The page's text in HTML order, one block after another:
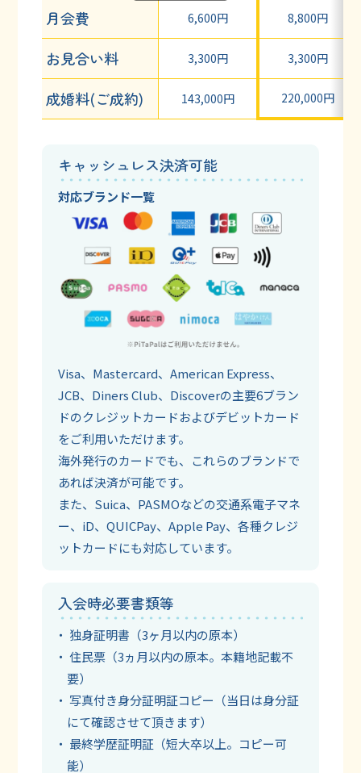
月会費 6,600円 8,800円
お見合い料 3,300円 3,300円
成婚料(ご成約) 143,000円 220,000円
キャッシュレス決済可能
対応ブランド一覧
Visa、Mastercard、American Express、
JCB、Diners Club、Discoverの主要6ブラン
ドのクレジットカードおよびデビットカード
をご利用いただけます。
海外発行のカードでも、これらのブランドで
あれば決済が可能です。
また、Suica、PASMOなどの交通系電子マネ
ー、iD、QUICPay、Apple Pay、各種クレジ
ットカードにも対応しています。
入会時必要書類等
独身証明書（3ヶ月以内の原本）
住民票（3ヵ月以内の原本。本籍地記載不
要）
写真付き身分証明証コピー（当日は身分証
にて確認させて頂きます）
最終学歴証明証（短大卒以上。コピー可
能）